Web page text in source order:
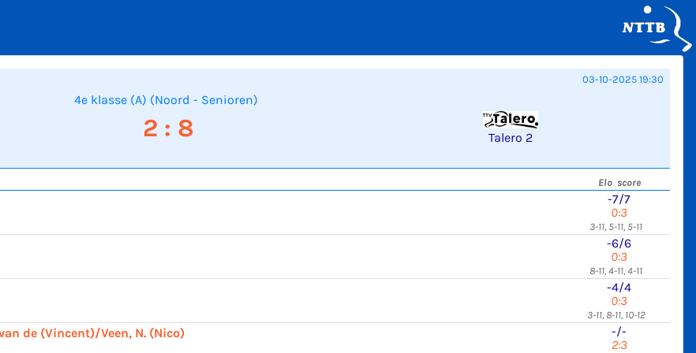
03-10-2025 19:30
4e klasse (A) (Noord - Senioren)
2 : 8 Talero 2
Elo score
-7/7
0:3
3-11, 5-11, 5-11
-6/6
0:3
8-11, 4-11, 4-11
-4/4
0:3
3-11, 8-11, 10-12
van de (Vincent)/Veen, N. (Nico)
-/-
2:3